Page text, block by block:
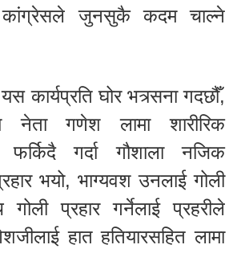
कांग्रेसले जुनसुकै कदम चाल्ने
कार्यप्रति घोर भत्र्सना गदछौँ,
नेता गणेश लामा शारीरिक
फर्किदै गर्दा गौशाला नजिक
भयो, भाग्यवश उनलाई गोली
गोली प्रहार गर्नेलाई प्रहरीले
हात हतियारसहित लामा